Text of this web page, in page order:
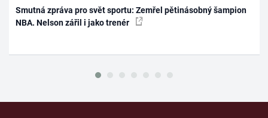
Smutná zpráva pro svět sportu: Zemřel pětinásobný šampion
NBA. Nelson zářil i jako trenér